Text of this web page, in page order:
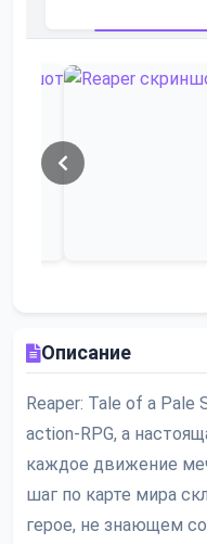
Описание
Reaper: Tale of a
action-RPG, а
каждое движение
шаг по карте мира
герое, не знающем